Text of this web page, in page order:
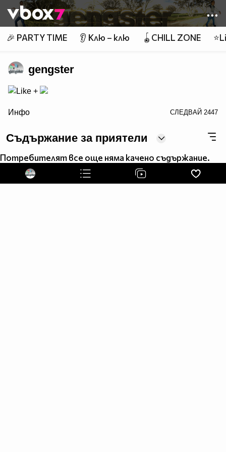
Member of
👾
🎉 PARTY TIME 👂 Клю – клю 🪀CHILL ZONE
gengster
Инфо СЛЕДВАЙ 2447
Съдържание за приятели
Потребителят все още няма качено съдържание.